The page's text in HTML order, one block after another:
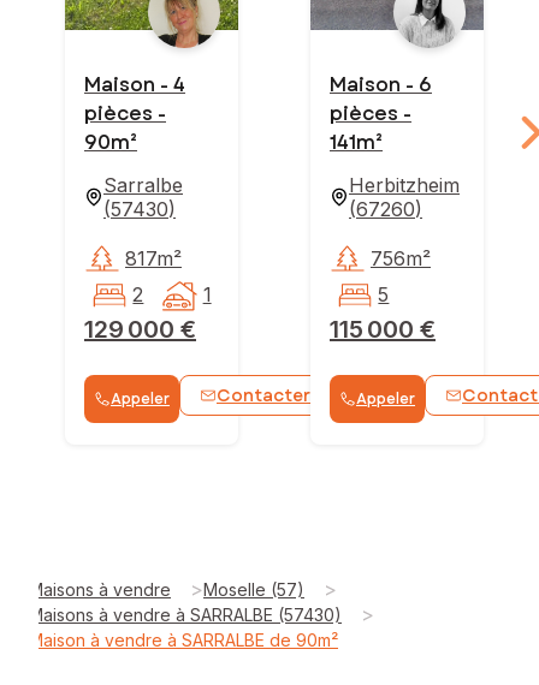
Maison - 4
pièces -
90m²
Sarralbe
(57430)
129 000 €
817m²
2
1
Appeler Contacter WhatsApp
Maison - 6
pièces -
141m²
Herbitzheim
(67260)
115 000 €
756m²
5
Appeler
Maisons à vendre >Moselle (57) >
Maisons à vendre à SARRALBE (57430) >
Maison à vendre à SARRALBE de 90m²